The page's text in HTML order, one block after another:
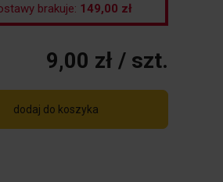
brakuje: 149,00 zł
9,00 zł / szt.
dodaj do koszyka